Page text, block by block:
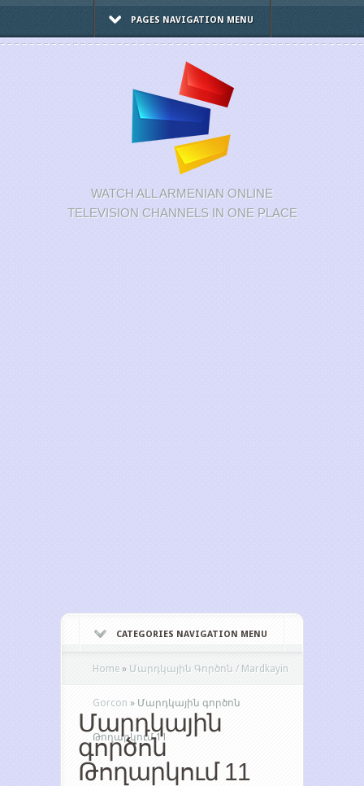
PAGES NAVIGATION MENU
WATCH ALL ARMENIAN ONLINE
TELEVISION CHANNELS IN ONE PLACE
CATEGORIES NAVIGATION MENU
Home » Մարդկային Գործոն / Mardkayin
Gorcon » Մարդկային գործոն
Թողարկում 11
Մարդկային
գործոն
Թողարկում 11